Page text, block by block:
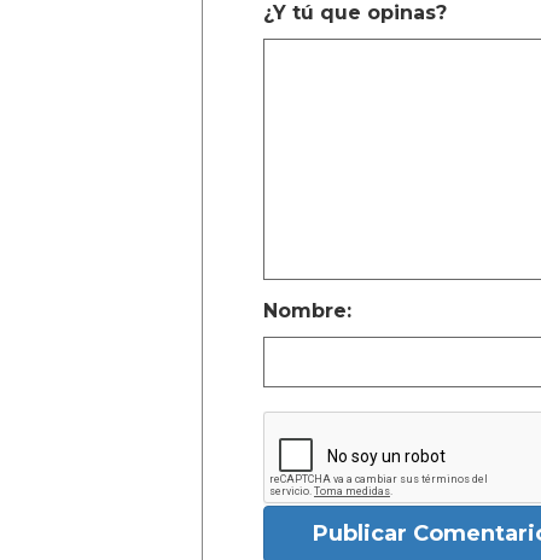
¿Y tú que opinas?
Nombre:
Publicar